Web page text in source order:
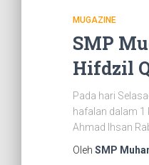
MUGAZINE
SMP
Hifdzil
Pada hari
hafalan dalam 1
Ahmad Ihsan
Oleh SMP